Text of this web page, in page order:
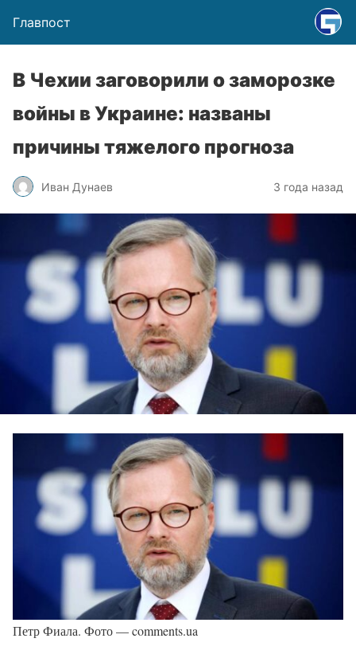
Главпост
В Чехии заговорили о заморозке
войны в Украине: названы
причины тяжелого прогноза
Иван Дунаев 3 года назад
Петр Фиала. Фото — comments.ua